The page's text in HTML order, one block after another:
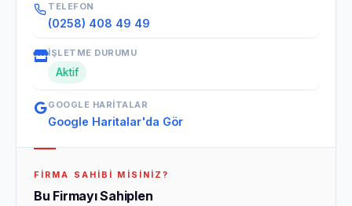
TELEFON
(0258) 408 49 49
İŞLETME DURUMU
Aktif
GOOGLE HARITALAR
Google Haritalar'da Gör
FIRMA SAHIBI MISINIZ?
Bu Firmayı Sahiplen